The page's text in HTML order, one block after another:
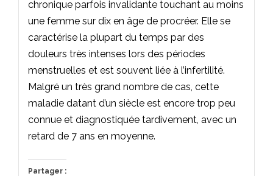
chronique parfois invalidante touchant au moins
une femme sur dix en âge de procréer. Elle se
caractérise la plupart du temps par des
douleurs très intenses lors des périodes
menstruelles et est souvent liée à l’infertilité.
Malgré un très grand nombre de cas, cette
maladie datant d’un siècle est encore trop peu
connue et diagnostiquée tardivement, avec un
retard de 7 ans en moyenne.
Partager :